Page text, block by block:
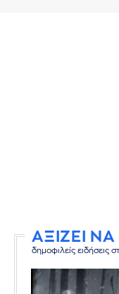
ΑΞΙΖΕΙ
δημοφιλείς ειδήσεις